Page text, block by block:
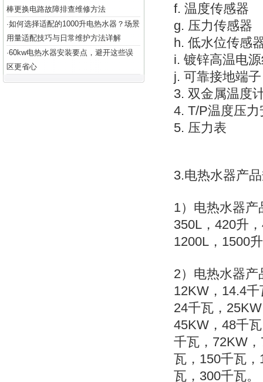
棒更换电路故障排查维修方法
·如何选择适配的1000升电热水器？场景
用量适配技巧与日常维护方法详解
·60kw电热水器安装要点，避开这些误
区更省心
f. 温度传感器
g. 压力传感器
h. 低水位传感
i. 镀锌高温电
j. 可靠接地端子
3. 双金属温度
4. T/P温度压力
5. 压力表
3.电热水器产
1）电热水器产
350L，420升
1200L，1500
2）电热水器
12KW，14.4
24千瓦，
45KW，48千
千瓦，72KW
瓦，150千瓦
瓦，300千瓦。